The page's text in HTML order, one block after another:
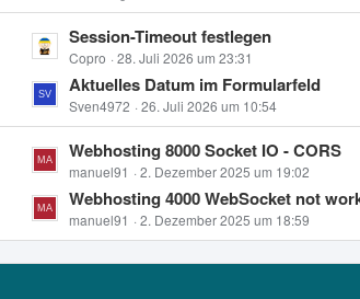
g
e
t
e
B
e
i
r
g
e
L
e
t
z
t
e
B
e
i
Session-Timeout festlegen
Copro 28. Juli 2026 um 23:31
Aktuelles Datum im Formularfeld
Sven4972 26. Juli 2026 um 10:54
L
e
t
z
t
e
Webhosting 8000 Socket IO - CORS
manuel91 2. Dezember 2025 um 19:02
Webhosting 4000 WebSocket not
manuel91 2. Dezember 2025 um 18:59